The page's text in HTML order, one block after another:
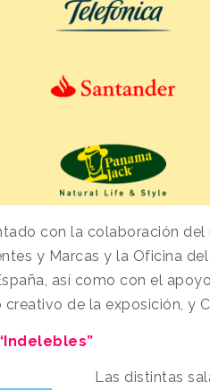
con la colaboración
y Marcas y la Oficina
así como con el
de la exposición, y
Las distintas